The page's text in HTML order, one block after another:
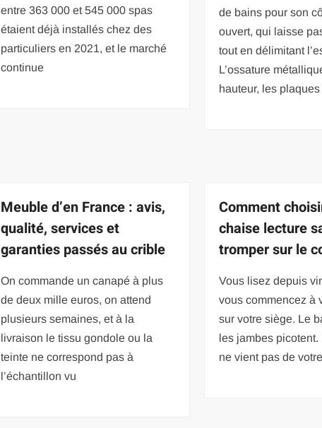
entre 363 000 et 545 000 spas
étaient déjà installés chez des
particuliers en 2021, et le marché
continue
de bains pour son
ouvert, qui laisse
tout en délimitant
L’ossature
hauteur, les
Meuble d’en France : avis,
qualité, services et
garanties passés au crible
On commande un canapé à plus
de deux mille euros, on attend
plusieurs semaines, et à la
livraison le tissu gondole ou la
teinte ne correspond pas à
l’échantillon vu
Comment
chaise lecture
tromper sur le
Vous lisez depuis
vous commencez à
sur votre siège. Le
les jambes
ne vient pas de